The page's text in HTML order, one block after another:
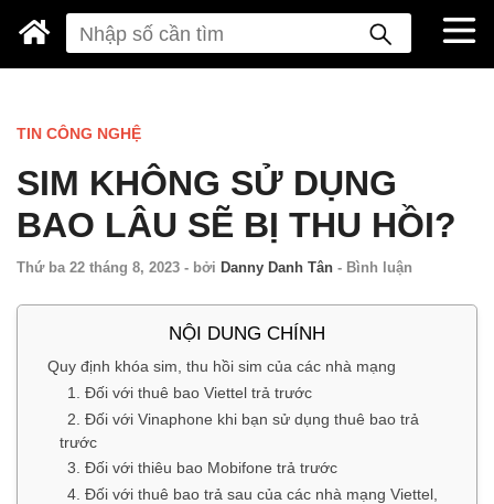
TIN CÔNG NGHỆ
SIM KHÔNG SỬ DỤNG
BAO LÂU SẼ BỊ THU HỒI?
Thứ ba 22 tháng 8, 2023 - bởi Danny Danh Tân - Bình luận
NỘI DUNG CHÍNH
Quy định khóa sim, thu hồi sim của các nhà mạng
1. Đối với thuê bao Viettel trả trước
2. Đối với Vinaphone khi bạn sử dụng thuê bao trả
trước
3. Đối với thiêu bao Mobifone trả trước
4. Đối với thuê bao trả sau của các nhà mạng Viettel,